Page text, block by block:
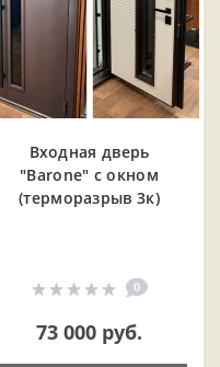
Входная дверь
"Barone" с окном
(терморазрыв 3к)
0
73 000 руб.